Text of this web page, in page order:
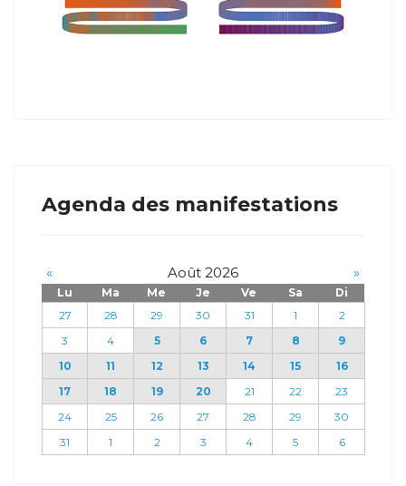
Agenda des manifestations
« Août 2026 »
Lu Ma Me Je Ve Sa
Di
27
28 29 30 31 1
2
3
4 5 6 7 8
9
10
11 12 13 14 15
16
17
18 19 20 21 22
23
24
25 26 27 28 29
30
31
1 2 3 4 5 6